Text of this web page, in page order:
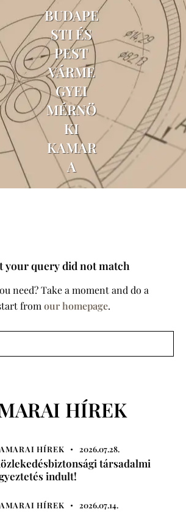
BUDAPE
STI ÉS
PEST
VÁRME
GYEI
MÉRNÖ
KI
KAMAR
A
your query did not match
need? Take a moment and do a
from our homepage.
HÍREK
HÍREK 2026.07.28.
társadalmi
indult!
HÍREK 2026.07.14.